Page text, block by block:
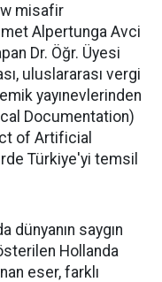
misafir
Alpertunga Avci
Dr. Öğr. Üyesi
uluslararası vergi
yayınevlerinden
Documentation)
of Artificial
Türkiye'yi temsil
dünyanın saygın
Hollanda
eser, farklı